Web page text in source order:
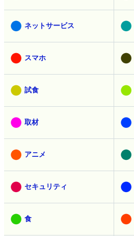
ネットサービス
スマホ
試食
取材
アニメ
セキュリティ
食